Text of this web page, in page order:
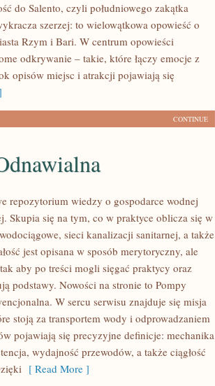
do Salento, czyli południowego zakątka
szerzej: to wielowątkowa opowieść o
Rzym i Bari. W centrum opowieści
odkrywanie – takie, które łączy emocje z
opisów miejsc i atrakcji pojawiają się
CONTINUE
repozytorium wiedzy o gospodarce wodnej
Skupia się na tym, co w praktyce oblicza się w
sieci kanalizacji sanitarnej, a także
jest opisana w sposób merytoryczny, ale
aby po treści mogli sięgać praktycy oraz
podstawy. Nowości na stronie to Pompy
W sercu serwisu znajduje się misja
stoją za transportem wody i odprowadzaniem
pojawiają się precyzyjne definicje: mechanika
wydajność przewodów, a także ciągłość
[ Read More ]